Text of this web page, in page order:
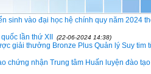
sinh vào đại học hệ chính quy năm 2024
lần thứ XII (22-06-2024 14:38)
giải thưởng Bronze Plus Quản lý Suy tim
chứng nhận Trung tâm Huấn luyện đào